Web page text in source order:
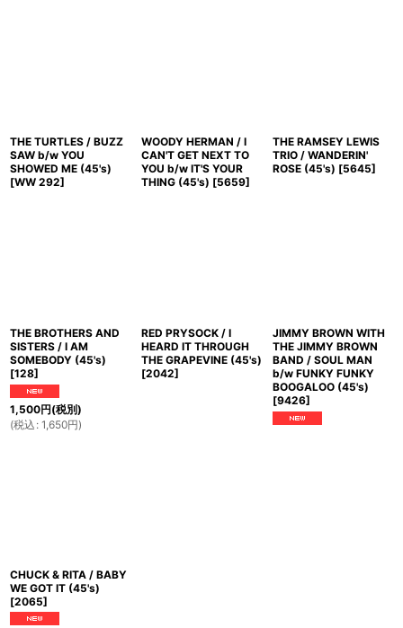
THE TURTLES / BUZZ
SAW b/w YOU
SHOWED ME (45's)
[WW 292]
WOODY HERMAN / I
CAN'T GET NEXT TO
YOU b/w IT'S YOUR
THING (45's) [5659]
THE RAMSEY LEWIS
TRIO / WANDERIN'
ROSE (45's) [5645]
THE BROTHERS AND
SISTERS / I AM
SOMEBODY (45's)
[128]
1,500円(税別)
(税込 : 1,650円)
RED PRYSOCK / I
HEARD IT THROUGH
THE GRAPEVINE (45's)
[2042]
JIMMY BROWN WITH
THE JIMMY BROWN
BAND / SOUL MAN
b/w FUNKY FUNKY
BOOGALOO (45's)
[9426]
CHUCK & RITA / BABY
WE GOT IT (45's)
[2065]